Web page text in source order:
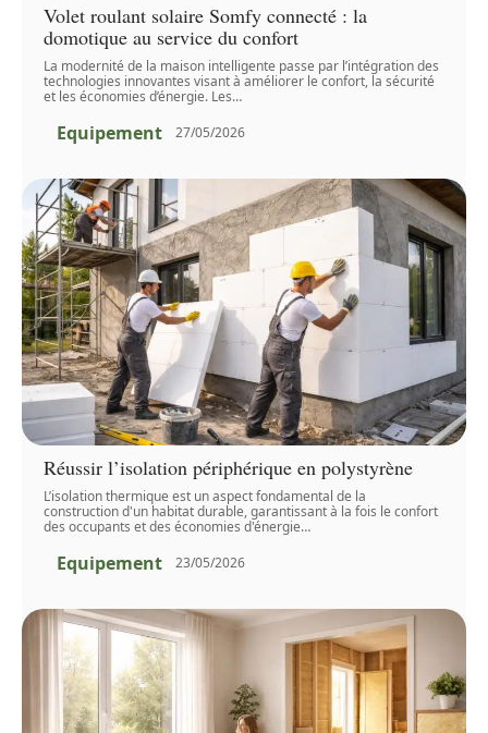
Volet roulant solaire Somfy connecté : la
domotique au service du confort
La modernité de la maison intelligente passe par l’intégration des
technologies innovantes visant à améliorer le confort, la sécurité
et les économies d’énergie. Les…
Equipement 27/05/2026
Réussir l’isolation périphérique en polystyrène
L’isolation thermique est un aspect fondamental de la
construction d'un habitat durable, garantissant à la fois le confort
des occupants et des économies d'énergie…
Equipement 23/05/2026